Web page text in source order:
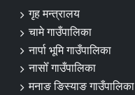
गृह मन्त्रालय
चामे गाउँपालिका
नार्पा ‍भूमि गाउँपालिका
नासोँ गाउँपालिका
मनाङ ङिस्याङ गाउँपालिका